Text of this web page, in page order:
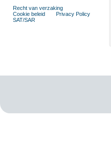
Recht van verzaking
Cookie beleid
Privacy Policy
SAT/SAR